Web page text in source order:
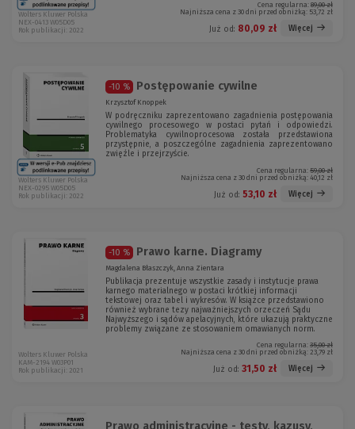
Cena regularna: 89,00 zł
Najniższa cena z 30 dni przed obniżką: 53,72 zł
Już od: 80,09 zł Więcej
Wolters Kluwer Polska
NEX-0413 W05D05
Rok publikacji: 2022
-10 % Postępowanie cywilne
Krzysztof Knoppek
W podręczniku zaprezentowano zagadnienia postępowania
cywilnego procesowego w postaci pytań i odpowiedzi.
Problematyka cywilnoprocesowa została przedstawiona
przystępnie, a poszczególne zagadnienia zaprezentowano
zwięźle i przejrzyście.
Cena regularna: 59,00 zł
Najniższa cena z 30 dni przed obniżką: 40,12 zł
Już od: 53,10 zł Więcej
Wolters Kluwer Polska
NEX-0295 W05D05
Rok publikacji: 2022
-10 % Prawo karne. Diagramy
Magdalena Błaszczyk, Anna Zientara
Publikacja prezentuje wszystkie zasady i instytucje prawa
karnego materialnego w postaci krótkiej informacji
tekstowej oraz tabel i wykresów. W książce przedstawiono
również wybrane tezy najważniejszych orzeczeń Sądu
Najwyższego i sądów apelacyjnych, które ukazują praktyczne
problemy związane ze stosowaniem omawianych norm.
Cena regularna: 35,00 zł
Najniższa cena z 30 dni przed obniżką: 23,79 zł
Już od: 31,50 zł Więcej
Wolters Kluwer Polska
KAM-2194 W03P01
Rok publikacji: 2021
Prawo administracyjne - testy, kazusy,